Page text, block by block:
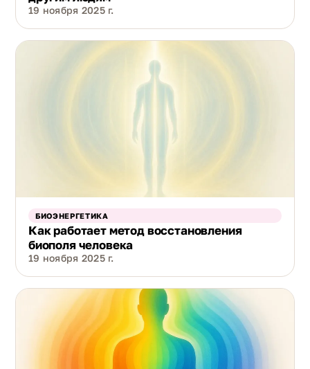
19 ноября 2025 г.
БИОЭНЕРГЕТИКА
Как работает метод восстановления
биополя человека
19 ноября 2025 г.